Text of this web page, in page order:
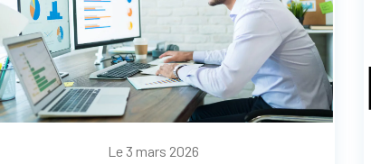
Le 3 mars 2026